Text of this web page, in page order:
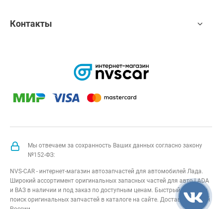
Контакты
Мы отвечаем за сохранность Ваших данных согласно закону
№152-ФЗ:
NVS-CAR - интернет-магазин автозапчастей для автомобилей Лада.
Широкий ассортимент оригинальных запасных частей для авто LADA
и ВАЗ в наличии и под заказ по доступным ценам. Быстрый подбор и
поиск оригинальных запчастей в каталоге на сайте. Доставка по всей